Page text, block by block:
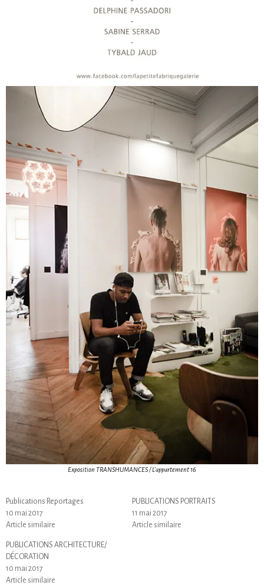
Exposition TRANSHUMANCES / L’appartement 16
Publications Reportages
10 mai 2017
Article similaire
PUBLICATIONS PORTRAITS
11 mai 2017
Article similaire
PUBLICATIONS ARCHITECTURE/
DÉCORATION
10 mai 2017
Article similaire